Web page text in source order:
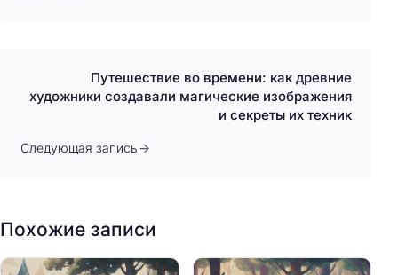
Путешествие во времени: как древние
художники создавали магические изображения
и секреты их техник
Следующая запись
Похожие записи